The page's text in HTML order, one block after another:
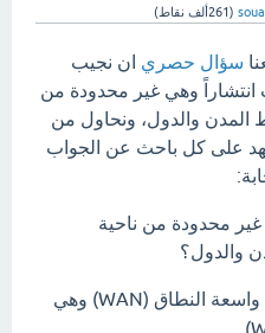
(261ألف نقاط)
سؤال حصري ان نجيب
وهي غير محدودة من
المدن والدول، ونحاول من
على كل باحث عن الجواب
محدودة من ناحية
والدول؟
شبكة الاتصال واسعة النطاق (WAN) وهي